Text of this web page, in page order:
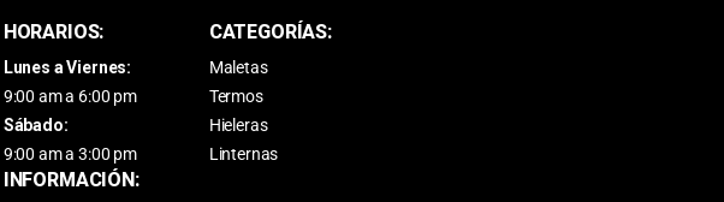
HORARIOS:
Lunes a Viernes:
9:00 am a 6:00 pm
Sábado:
9:00 am a 3:00 pm
INFORMACIÓN:
CATEGORÍAS:
Maletas
Termos
Hieleras
Linternas